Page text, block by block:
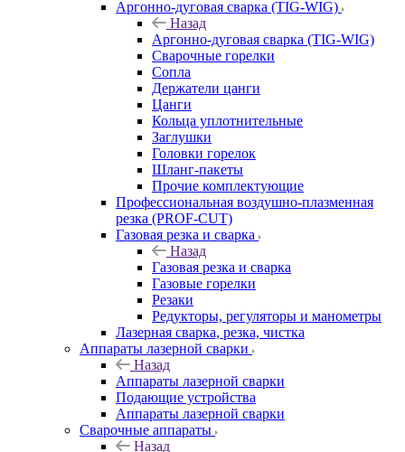
Аргонно-дуговая сварка (TIG-WIG)
Назад
Аргонно-дуговая сварка (TIG-WIG)
Сварочные горелки
Сопла
Держатели цанги
Цанги
Кольца уплотнительные
Заглушки
Головки горелок
Шланг-пакеты
Прочие комплектующие
Профессиональная воздушно-плазменная
резка (PROF-CUT)
Газовая резка и сварка
Назад
Газовая резка и сварка
Газовые горелки
Резаки
Редукторы, регуляторы и манометры
Лазерная сварка, резка, чистка
Аппараты лазерной сварки
Назад
Аппараты лазерной сварки
Подающие устройства
Аппараты лазерной сварки
Сварочные аппараты
Назад